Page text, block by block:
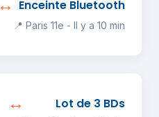
↔️ Enceinte Bluetooth
📍 Paris 11e - Il y a 10 min
↔️ Lot de 3 BDs